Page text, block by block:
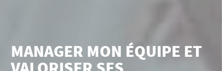
MANAGER MON ÉQUIPE ET